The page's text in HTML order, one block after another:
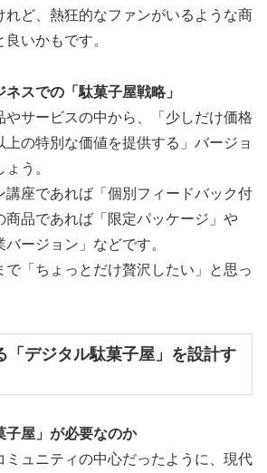
れど、熱狂的なファンがいるような商
いかもです。
スでの「駄菓子屋戦略」
やサービスの中から、「少しだけ価格
上の特別な価値を提供する」バージョ
う。
講座であれば「個別フィードバック付
商品であれば「限定パッケージ」や
バージョン」などです。
で「ちょっとだけ贅沢したい」と思っ
「デジタル駄菓子屋」を設計す
子屋」が必要なのか
ミュニティの中心だったように、現代